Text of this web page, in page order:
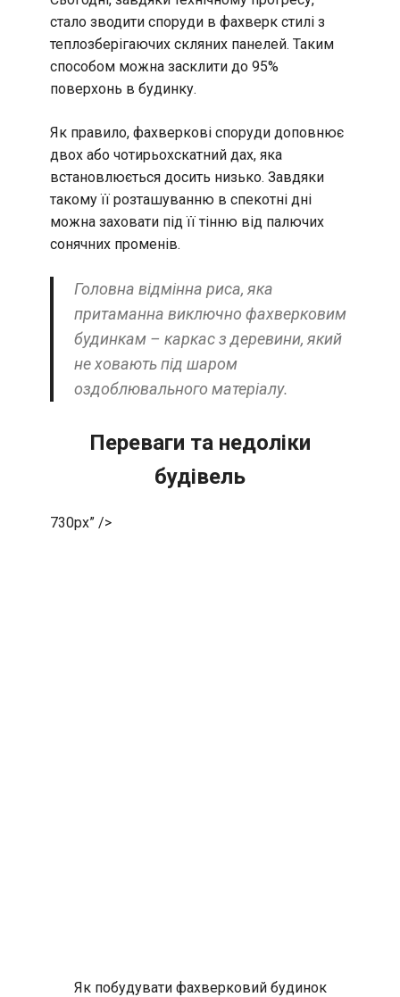
стало зводити споруди в фахверк стилі з
теплозберігаючих скляних панелей. Таким
способом можна засклити до 95%
поверхонь в будинку.
Як правило, фахверкові споруди доповнює
двох або чотирьохскатний дах, яка
встановлюється досить низько. Завдяки
такому її розташуванню в спекотні дні
можна заховати під її тінню від палючих
сонячних променів.
Головна відмінна риса, яка
притаманна виключно фахверковим
будинкам – каркас з деревини, який
не ховають під шаром
оздоблювального матеріалу.
Переваги та недоліки
будівель
730px” />
Як побудувати фахверковий будинок